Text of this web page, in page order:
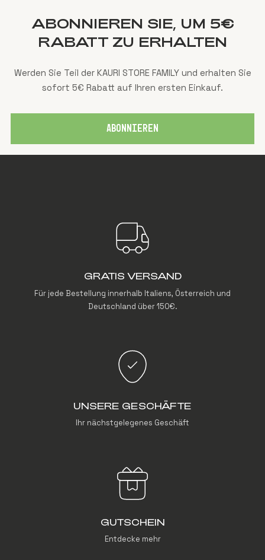
ABONNIEREN SIE, UM 5€
RABATT ZU ERHALTEN
Werden Sie Teil der KAURI STORE FAMILY und erhalten Sie
sofort 5€ Rabatt auf Ihren ersten Einkauf.
ABONNIEREN
GRATIS VERSAND
Für jede Bestellung innerhalb Italiens, Österreich und
Deutschland über 150€.
UNSERE GESCHÄFTE
Ihr nächstgelegenes Geschäft
GUTSCHEIN
Entdecke mehr